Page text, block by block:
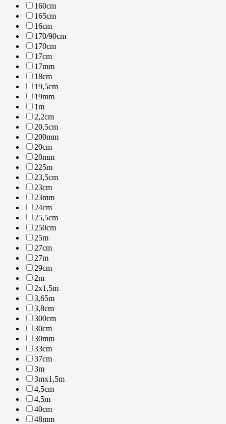
160cm
165cm
16cm
170/90cm
170cm
17cm
17mm
18cm
19,5cm
19mm
1m
2,2cm
20,5cm
200mm
20cm
20mm
225m
23,5cm
23cm
23mm
24cm
25,5cm
250cm
25m
27cm
27m
29cm
2m
2x1,5m
3,65m
3,8cm
300cm
30cm
30mm
33cm
37cm
3m
3mx1,5m
4,5cm
4,5m
40cm
48mm